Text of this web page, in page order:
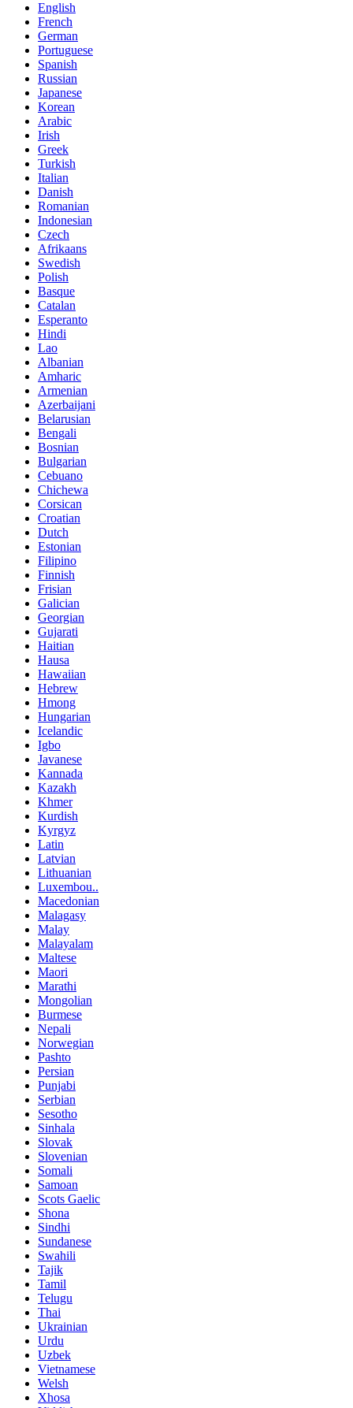
English
French
German
Portuguese
Spanish
Russian
Japanese
Korean
Arabic
Irish
Greek
Turkish
Italian
Danish
Romanian
Indonesian
Czech
Afrikaans
Swedish
Polish
Basque
Catalan
Esperanto
Hindi
Lao
Albanian
Amharic
Armenian
Azerbaijani
Belarusian
Bengali
Bosnian
Bulgarian
Cebuano
Chichewa
Corsican
Croatian
Dutch
Estonian
Filipino
Finnish
Frisian
Galician
Georgian
Gujarati
Haitian
Hausa
Hawaiian
Hebrew
Hmong
Hungarian
Icelandic
Igbo
Javanese
Kannada
Kazakh
Khmer
Kurdish
Kyrgyz
Latin
Latvian
Lithuanian
Luxembou..
Macedonian
Malagasy
Malay
Malayalam
Maltese
Maori
Marathi
Mongolian
Burmese
Nepali
Norwegian
Pashto
Persian
Punjabi
Serbian
Sesotho
Sinhala
Slovak
Slovenian
Somali
Samoan
Scots Gaelic
Shona
Sindhi
Sundanese
Swahili
Tajik
Tamil
Telugu
Thai
Ukrainian
Urdu
Uzbek
Vietnamese
Welsh
Xhosa